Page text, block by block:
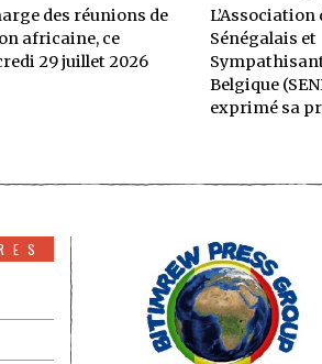
des réunions de
africaine, ce
29 juillet 2026
L’Association
Sénégalais et
Belgique
exprimé sa